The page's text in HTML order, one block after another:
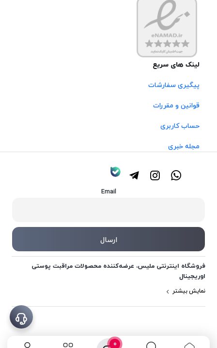
0
لینک های سریع
پیگیری سفارشات
قوانین و مقررات
حساب کاربری
مجله خبری
Email
فروشگاه اینترنتی ملیس، عرضه‌کننده محصولات مراقبت پوستی
اوریجینال
نمایش بیشتر